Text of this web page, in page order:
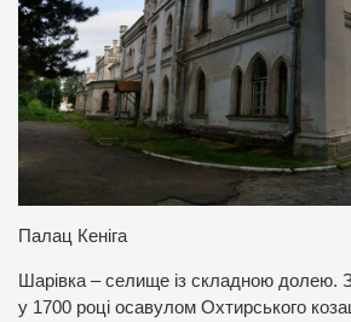
Палац Кеніга
Шарівка – селище із складною долею.
у 1700 році осавулом Охтирського